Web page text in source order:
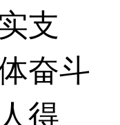
支
奋斗
得